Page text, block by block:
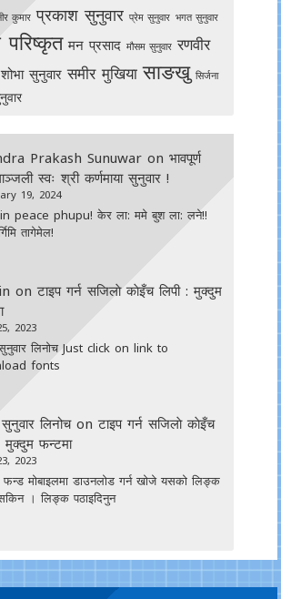
कुमार प्रकाश सुनुवार प्रेम सुनुवार भगत सुनुवार
परिष्कृत मन प्रसाद मौसम सुनुवार रणवीर
शोभा सुनुवार समीर मुखिया साङखु सिर्जना
Prakash Sunuwar onभावपूर्ण
स्वः श्री कर्णमाया सुनुवार !
19, 2024
peace phupu! केर ला: ममे बुश ला: लने!!
तागेमेल!
onटाइप गर्न सजिलाे काेइँच लिपी : मुक्दुम
2023
लिनोच Just click on link to
fonts
लिनोचonटाइप गर्न सजिलाे काेइँच
मुक्दुम फन्टमा
2023
मोबाइलमा डाउनल‍ोड गर्न खोजे यसको लिङ्क
। लिङ्क पठाइदिनुन